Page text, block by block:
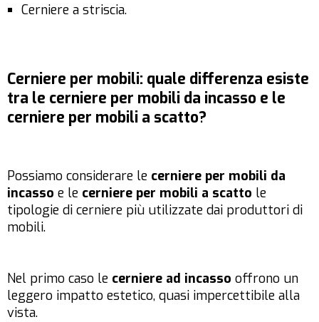
Cerniere a striscia.
Cerniere per mobili: quale differenza esiste
tra le cerniere per mobili da incasso e le
cerniere per mobili a scatto?
Possiamo considerare le cerniere per mobili da
incasso e le cerniere per mobili a scatto le
tipologie di cerniere più utilizzate dai produttori di
mobili.
Nel primo caso le cerniere ad incasso offrono un
leggero impatto estetico, quasi impercettibile alla
vista.